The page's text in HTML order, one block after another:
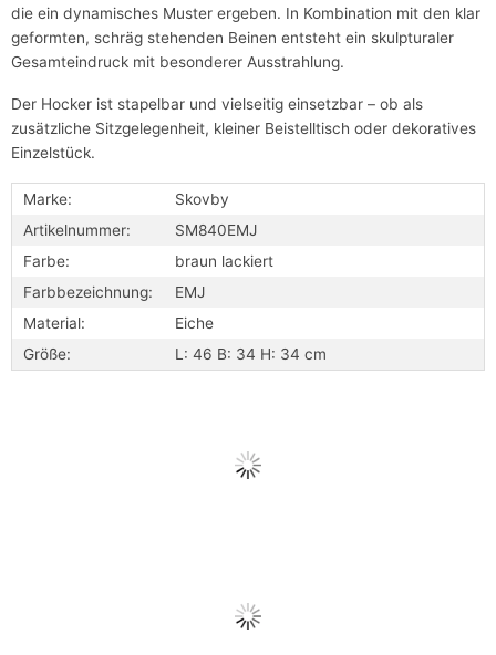
die ein dynamisches Muster ergeben. In Kombination mit den klar
geformten, schräg stehenden Beinen entsteht ein skulpturaler
Gesamteindruck mit besonderer Ausstrahlung.
Der Hocker ist stapelbar und vielseitig einsetzbar – ob als
zusätzliche Sitzgelegenheit, kleiner Beistelltisch oder dekoratives
Einzelstück.
Marke:
Skovby
Artikelnummer:
SM840EMJ
Farbe:
braun lackiert
Farbbezeichnung:
EMJ
Material:
Eiche
Größe:
L: 46 B: 34 H: 34 cm